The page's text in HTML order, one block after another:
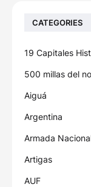
CATEGORIES
19 Capitales
500 millas del
Aiguá
Argentina
Armada
Artigas
AUF